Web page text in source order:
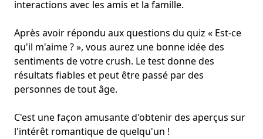
interactions avec les amis et la famille.
Après avoir répondu aux questions du quiz « Est-ce
qu'il m'aime ? », vous aurez une bonne idée des
sentiments de votre crush. Le test donne des
résultats fiables et peut être passé par des
personnes de tout âge.
C'est une façon amusante d'obtenir des aperçus sur
l'intérêt romantique de quelqu'un !